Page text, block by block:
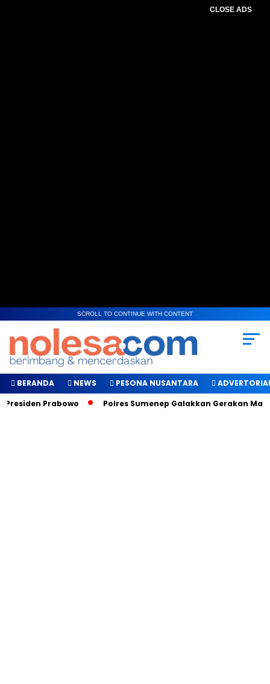
CLOSE ADS
SCROLL TO CONTINUE WITH CONTENT
BERANDA NEWS PESONA NUSANTARA
Prabowo
Polres Sumenep Galakkan Gerakan